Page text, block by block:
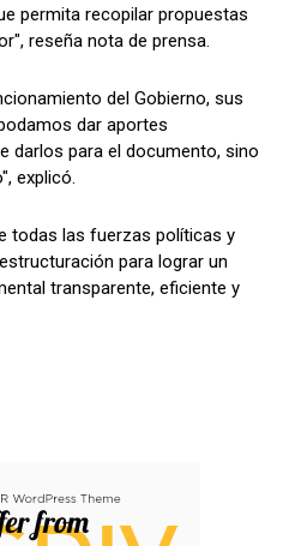
permita recopilar propuestas
reseña nota de prensa.
del Gobierno, sus
dar aportes
darlos para el documento, sino
explicó.
todas las fuerzas políticas y
para lograr un
transparente, eficiente y